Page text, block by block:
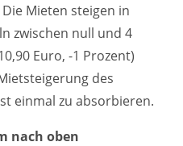
Mieten steigen in
zwischen null und 4
Euro, -1 Prozent)
des
einmal zu absorbieren.
nach oben